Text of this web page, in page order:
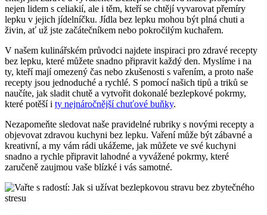
nejen lidem s ⁤celiakií, ale​ i těm, kteří se chtějí vyvarovat přemíry
lepku v jejich jídelníčku. Jídla bez lepku mohou být plná chuti a
živin, ať už jste začátečníkem nebo ‌pokročilým kuchařem.
V našem kulinářském průvodci najdete‌ inspiraci pro zdravé ‍recepty
bez lepku, které ⁢můžete snadno připravit každý ‍den. Myslíme i na
ty, kteří mají omezený čas ​nebo​ zkušenosti s⁣ vařením, a proto naše
recepty jsou jednoduché a rychlé. S pomocí našich tipů a triků se
naučíte, jak sladit chutě a vytvořit dokonalé bezlepkové pokrmy,
které potěší i ⁢ ty nejnáročnější chuťové buňky.
Nezapomeňte sledovat ⁤naše pravidelné rubriky s novými recepty a⁣
objevovat ‌zdravou kuchyni bez lepku. Vaření může být zábavné⁣ a
kreativní,​ a my vám rádi ⁢ukážeme, jak ​můžete ve své kuchyni
snadno​ a rychle připravit ​lahodné a ⁣vyvážené pokrmy, které
⁣zaručeně zaujmou vaše blízké ‌i vás samotné.